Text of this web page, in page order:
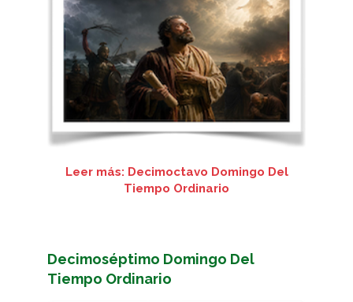
Leer más: Decimoctavo Domingo Del
Tiempo Ordinario
Decimoséptimo Domingo Del
Tiempo Ordinario